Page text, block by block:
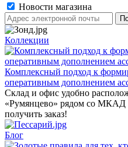
Новости магазина
Коллекции
Комплексный подход к
оперативным дополнением
Склад и офис удобно
«Румянцево» рядом со МКАД
получить заказ!
Блог